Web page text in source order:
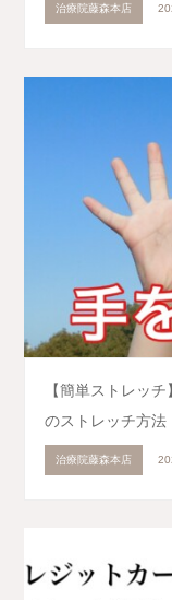
治療院藤森本店
【簡単ストレッ
のストレッチ方法
治療院藤森本店